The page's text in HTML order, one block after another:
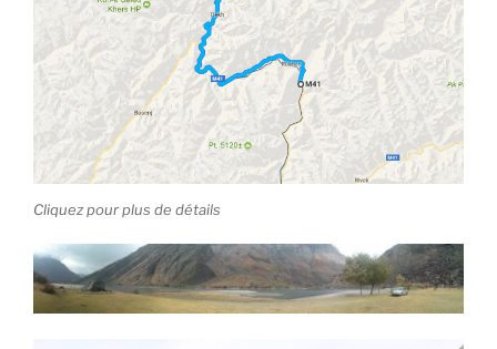
Cliquez pour plus de détails